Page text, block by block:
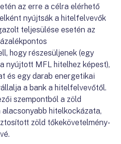
az erre a célra elérhető
nyújtsák a hitelfelvevők
teljesülése esetén az
hogy részesüljenek (egy
nyújtott MFL hitelhez képest),
és egy darab energetikai
a bank a hitelfelvevőtől.
szempontból a zöld
hitelkockázata,
zöld tőkekövetelmény-